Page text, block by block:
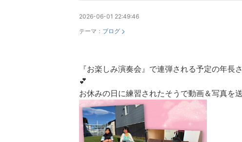
2026-06-01 22:49:46
テーマ： ブログ
『お楽しみ演奏会』で連弾される予定の年
💕
お休みの日に練習されたそうで動画＆写真を